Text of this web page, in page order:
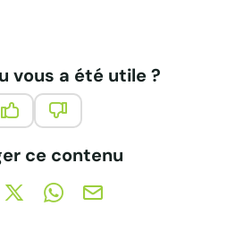
culture et vélo dans les Ardennes !
à Charleville-Mézières, en passant...
vous a été utile ?
ce contenu
sur Facebook (nouvelle fenêtre)
Partager sur X / Twitter (nouvelle
Partager sur WhatsApp
Partager par mail